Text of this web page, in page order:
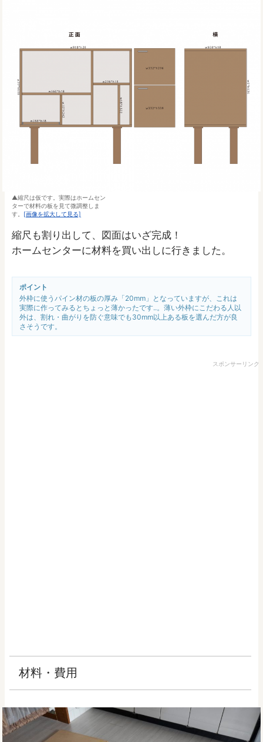
縮尺は仮です。実際はホームセン
ターで材料の板を見て微調整しま
す。 [画像を拡大して見る]
縮尺も割り出して、図面はいざ完成！
ホームセンターに材料を買い出しに行きました。
ポイント
外枠に使うパイン材の板の厚み「20mm」となっていますが、これは
実際に作ってみるとちょっと薄かったです..。薄い外枠にこだわる人以
外は、割れ・曲がりを防ぐ意味でも30mm以上ある板を選んだ方が良
さそうです。
スポンサーリンク
材料・費用